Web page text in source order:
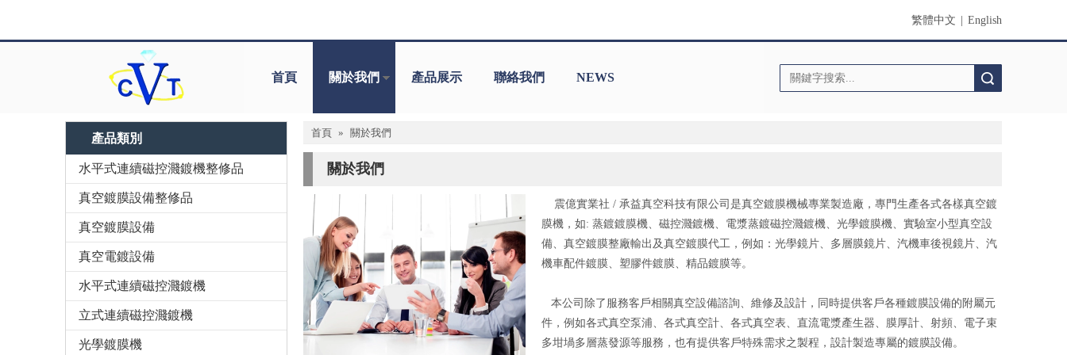
繁體中文 English
首頁 關於我們 產品展示 聯絡我們 NEWS
產品類別
水平式連續磁控濺鍍機整修品
真空鍍膜設備整修品
真空鍍膜設備
真空電鍍設備
水平式連續磁控濺鍍機
立式連續磁控濺鍍機
光學鍍膜機
首頁 » 關於我們
關於我們
震億實業社 / 承益真空科技有限公司是真空鍍膜機械專業製造廠，專門生產各式各樣真空鍍
膜機，如: 蒸鍍鍍膜機、磁控濺鍍機、電漿蒸鍍磁控濺鍍機、光學鍍膜機、實驗室小型真空設
備、真空鍍膜整廠輸出及真空鍍膜代工，例如：光學鏡片、多層膜鏡片、汽機車後視鏡片、汽
機車配件鍍膜、塑膠件鍍膜、精品鍍膜等。
本公司除了服務客戶相關真空設備諮詢、維修及設計，同時提供客戶各種鍍膜設備的附屬元
件，例如各式真空泵浦、各式真空計、各式真空表、直流電漿產生器、膜厚計、射頻、電子束
多坩堝多層蒸發源等服務，也有提供客戶特殊需求之製程，設計製造專屬的鍍膜設備。